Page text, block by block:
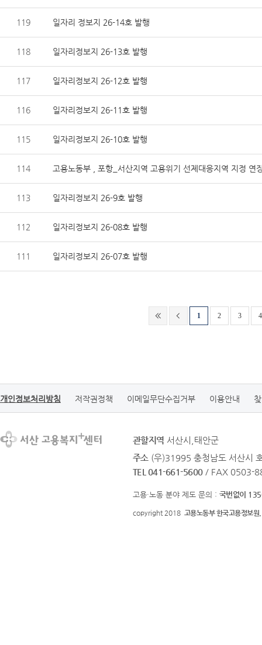
119 일자리 정보지 26-14호 발행
118 일자리정보지 26-13호 발행
117 일자리정보지 26-12호 발행
116 일자리정보지 26-11호 발행
115 일자리정보지 26-10호 발행
114 고용노동부 , 포항_서산지역 고용위기 선제대응지역 지정 연
113 일자리정보지 26-9호 발행
112 일자리정보지 26-08호 발행
111 일자리정보지 26-07호 발행
1 2 3 4
개인정보처리방침 저작권정책 이메일무단수집거부 이용안내
관할지역 서산시,태안군
주소 (우)31995 충청남도 서산시
TEL 041-661-5600 / FAX 0503-
고용·노동 분야 제도 문의 : 국번없이
copyright 2018 고용노동부 한국고용정보원.